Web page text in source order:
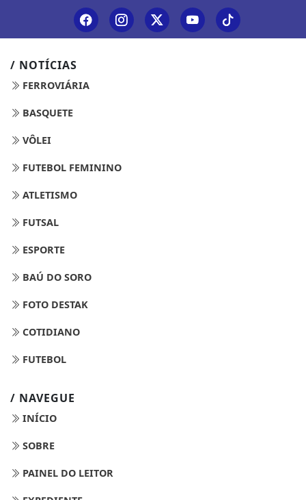
/ NOTÍCIAS
FERROVIÁRIA
BASQUETE
VÔLEI
FUTEBOL FEMININO
ATLETISMO
FUTSAL
ESPORTE
BAÚ DO SORO
FOTO DESTAK
COTIDIANO
FUTEBOL
/ NAVEGUE
INÍCIO
SOBRE
PAINEL DO LEITOR